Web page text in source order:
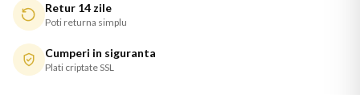
Retur 14 zile
Poti returna simplu
Cumperi in siguranta
Plati criptate SSL